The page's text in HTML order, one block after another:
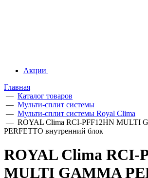
Акции
Главная
— Каталог товаров
— Мульти-сплит системы
— Мульти-сплит системы Royal Clima
— ROYAL Clima RCI-PFF12HN MULTI
PERFETTO внутренний блок
ROYAL Clima RCI-
MULTI GAMMA